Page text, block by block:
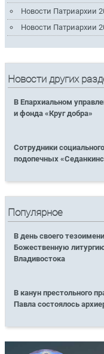
Новости Патриархии
Новости Патриархии
Новости других
В Епархиальном
и фонда «Круг добра»
Сотрудники
подопечных
Популярное
В день своего
Божественную
Владивостока
В канун престольного
Павла состоялось